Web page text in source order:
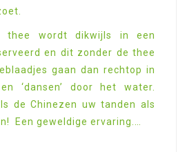
thee wordt dikwijls in een
en dit zonder de thee
gaan dan rechtop in
‘dansen’ door het water.
de Chinezen uw tanden als
Een geweldige ervaring.…